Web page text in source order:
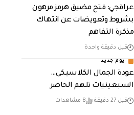
عراقجي: فتح مضيق هرمز مرهون
بشروط وتعويضات عن انتهاك
مذكرة التفاهم
قبل دقيقة واحدة
يوم جديد
عودة الجمال الكلاسيكي…
السبعينيات تلهم الحاضر
قبل 27 دقيقة 8 مشاهدات